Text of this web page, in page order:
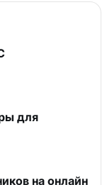
для
на онлайн